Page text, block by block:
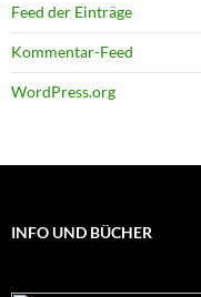
Feed der Einträge
Kommentar-Feed
WordPress.org
INFO UND BÜCHER